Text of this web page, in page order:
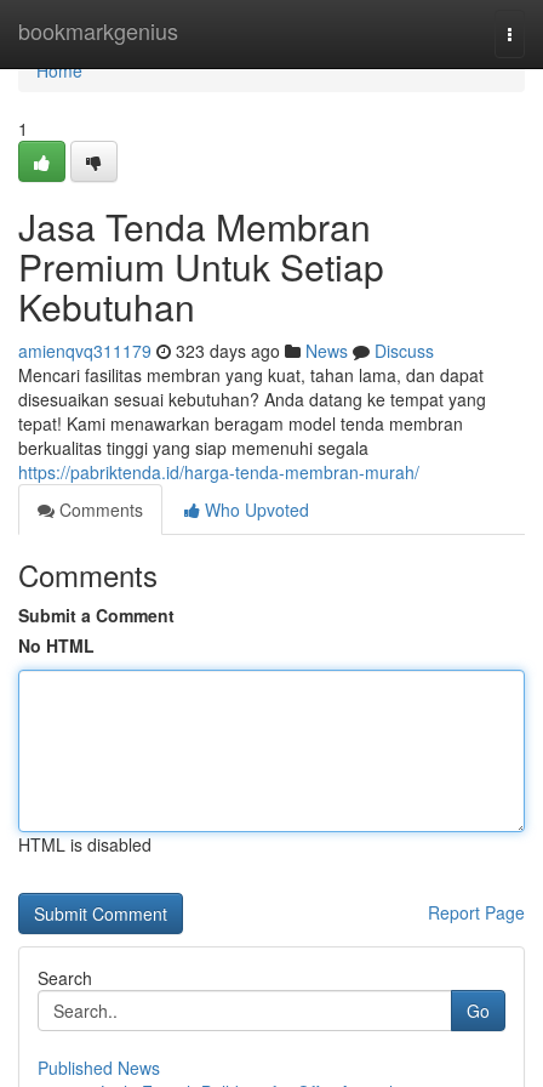
bookmarkgenius
Home
Home
1
Jasa Tenda Membran
Premium Untuk Setiap
Kebutuhan
amienqvq311179 323 days ago News
Discuss
Mencari fasilitas membran yang kuat, tahan lama, dan dapat
disesuaikan sesuai kebutuhan? Anda datang ke tempat yang
tepat! Kami menawarkan beragam model tenda membran
berkualitas tinggi yang siap memenuhi segala
https://pabriktenda.id/harga-tenda-membran-murah/
Comments
Who Upvoted
Comments
Submit a Comment
No HTML
HTML is disabled
Report Page
Search
Go
Published News